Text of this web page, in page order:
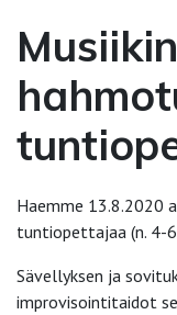
Musiikin
Haemme 13.8.2020
tuntiopettajaa (n. 4-
Sävellyksen ja
improvisointitaidot